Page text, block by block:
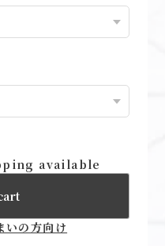
available
いの方向け